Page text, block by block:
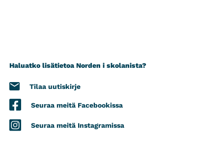
Haluatko lisätietoa Norden i skolanista?
Tilaa uutiskirje
Seuraa meitä Facebookissa
Seuraa meitä Instagramissa